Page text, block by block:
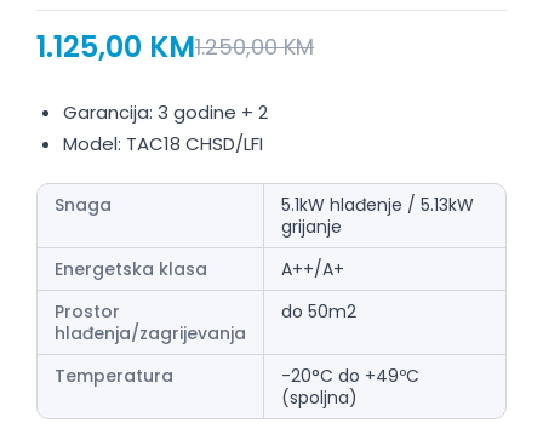
1.125,00 KM1.250,00KM
Garancija: 3 godine + 2
Model: TAC18 CHSD/LFI
Snaga
5.1kW hlađenje / 5.13kW
grijanje
Energetska klasa
A++/A+
Prostor
hlađenja/zagrijevanja
do 50m2
Temperatura
-20°C do +49ºC
(spoljna)